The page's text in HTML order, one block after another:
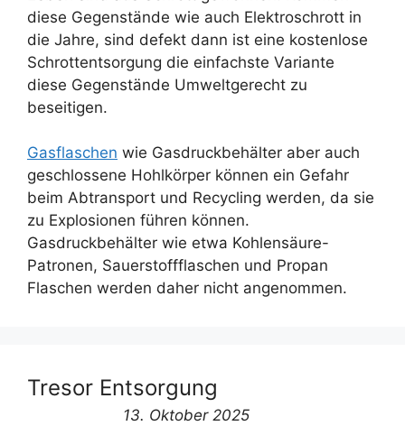
diese Gegenstände wie auch Elektroschrott in
die Jahre, sind defekt dann ist eine kostenlose
Schrottentsorgung die einfachste Variante
diese Gegenstände Umweltgerecht zu
beseitigen.
Gasflaschen wie Gasdruckbehälter aber auch
geschlossene Hohlkörper können ein Gefahr
beim Abtransport und Recycling werden, da sie
zu Explosionen führen können.
Gasdruckbehälter wie etwa Kohlensäure-
Patronen, Sauerstoffflaschen und Propan
Flaschen werden daher nicht angenommen.
Tresor Entsorgung
13. Oktober 2025